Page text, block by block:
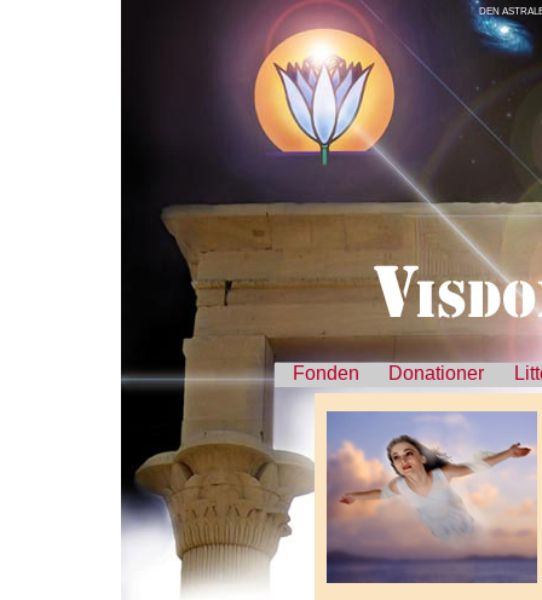
DEN
Fonden Donationer